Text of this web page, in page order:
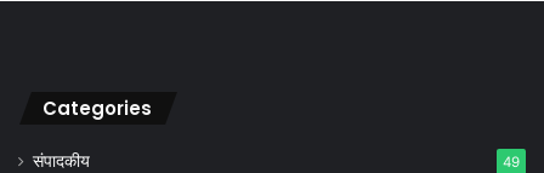
Categories
संपादकीय 49